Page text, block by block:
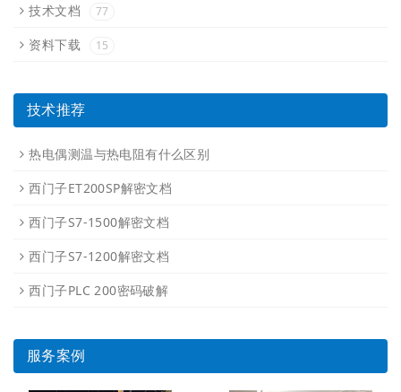
技术文档 77
资料下载 15
技术推荐
热电偶测温与热电阻有什么区别
西门子ET200SP解密文档
西门子S7-1500解密文档
西门子S7-1200解密文档
西门子PLC 200密码破解
服务案例